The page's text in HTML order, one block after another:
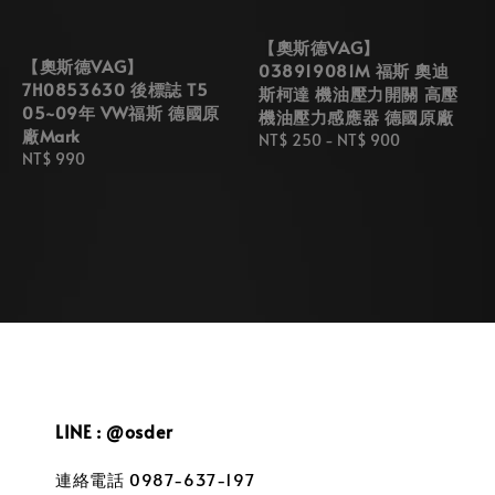
【奧斯德VAG】
7H0853630 後標誌 T5
05~09年 VW福斯 德國原
廠Mark
Regular
NT$ 990
【奧斯德VAG】
038919081M 福斯 奧迪
斯柯達 機油壓力開關 高壓
機油壓力感應器 德國原廠
Regular
NT$ 250 - NT$ 900
LINE : @osder
連絡電話 0987-637-197